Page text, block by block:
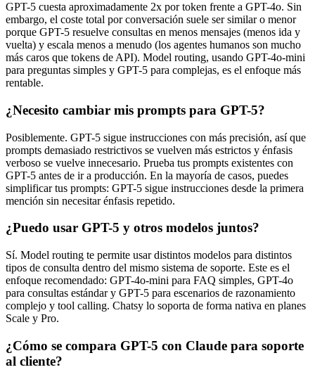
GPT-5 cuesta aproximadamente 2x por token frente a GPT-4o. Sin
embargo, el coste total por conversación suele ser similar o menor
porque GPT-5 resuelve consultas en menos mensajes (menos ida y
vuelta) y escala menos a menudo (los agentes humanos son mucho
más caros que tokens de API). Model routing, usando GPT-4o-mini
para preguntas simples y GPT-5 para complejas, es el enfoque más
rentable.
¿Necesito cambiar mis prompts para GPT-5?
Posiblemente. GPT-5 sigue instrucciones con más precisión, así que
prompts demasiado restrictivos se vuelven más estrictos y énfasis
verboso se vuelve innecesario. Prueba tus prompts existentes con
GPT-5 antes de ir a producción. En la mayoría de casos, puedes
simplificar tus prompts: GPT-5 sigue instrucciones desde la primera
mención sin necesitar énfasis repetido.
¿Puedo usar GPT-5 y otros modelos juntos?
Sí. Model routing te permite usar distintos modelos para distintos
tipos de consulta dentro del mismo sistema de soporte. Este es el
enfoque recomendado: GPT-4o-mini para FAQ simples, GPT-4o
para consultas estándar y GPT-5 para escenarios de razonamiento
complejo y tool calling. Chatsy lo soporta de forma nativa en planes
Scale y Pro.
¿Cómo se compara GPT-5 con Claude para soporte
al cliente?